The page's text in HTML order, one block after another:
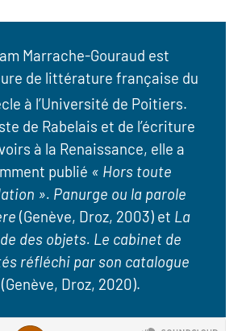
Marrache-Gouraud est
de littérature française du
à l’Université de Poitiers.
de Rabelais et de l’écriture
à la Renaissance, elle a
publié « Hors toute
». Panurge ou la parole
(Genève, Droz, 2003) et La
des objets. Le cabinet de
réfléchi par son catalogue
(Genève, Droz, 2020).